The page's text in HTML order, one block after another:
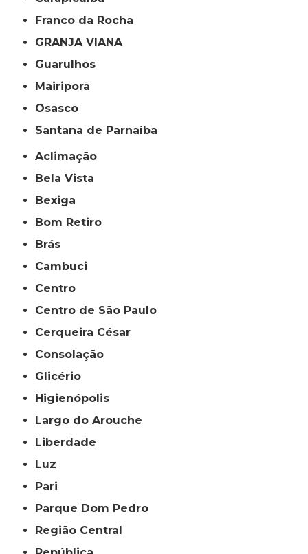
Franco da Rocha
GRANJA VIANA
Guarulhos
Mairiporã
Osasco
Santana de Parnaíba
Aclimação
Bela Vista
Bexiga
Bom Retiro
Brás
Cambuci
Centro
Centro de São Paulo
Cerqueira César
Consolação
Glicério
Higienópolis
Largo do Arouche
Liberdade
Luz
Pari
Parque Dom Pedro
Região Central